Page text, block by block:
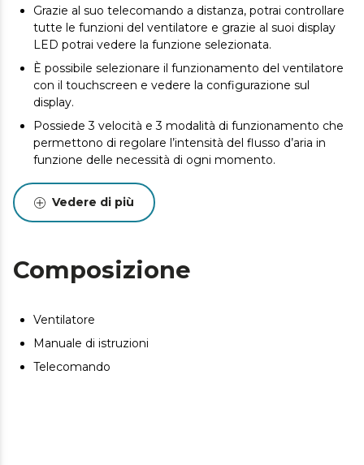
Grazie al suo telecomando a distanza, potrai controllare
tutte le funzioni del ventilatore e grazie al suoi display
LED potrai vedere la funzione selezionata.
È possibile selezionare il funzionamento del ventilatore
con il touchscreen e vedere la configurazione sul
display.
Possiede 3 velocità e 3 modalità di funzionamento che
permettono di regolare l’intensità del flusso d’aria in
funzione delle necessità di ogni momento.
Oscillazione automatica di 70º che permette una
distribuzione di aria fresca nella stanza in cui è ubicato.
Timer programmabile per un massimo di 12 ore per
volta terminato si spegnerà.
È dotato di un manico nella parte superiore per essere
Vedere di più
Composizione
Ventilatore
Manuale di istruzioni
Telecomando